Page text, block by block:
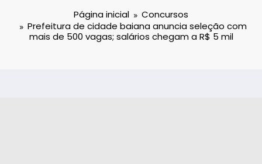
Página inicial
Concursos
Prefeitura de cidade baiana anuncia seleção com
mais de 500 vagas; salários chegam a R$ 5 mil